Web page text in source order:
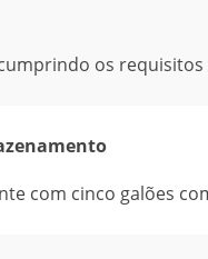
os
com cinco galões